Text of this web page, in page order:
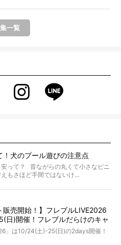
一覧
！犬のプール遊びの注意点
って？ 昔ながらの丸くて小さなビニ
もさほど手間ではないけ...
販売開始！】フレブルLIVE2026
日)開催！フレブルだらけのキャ
スプランも新登場!?
」は10/24(土)-25(日)の2days開催！